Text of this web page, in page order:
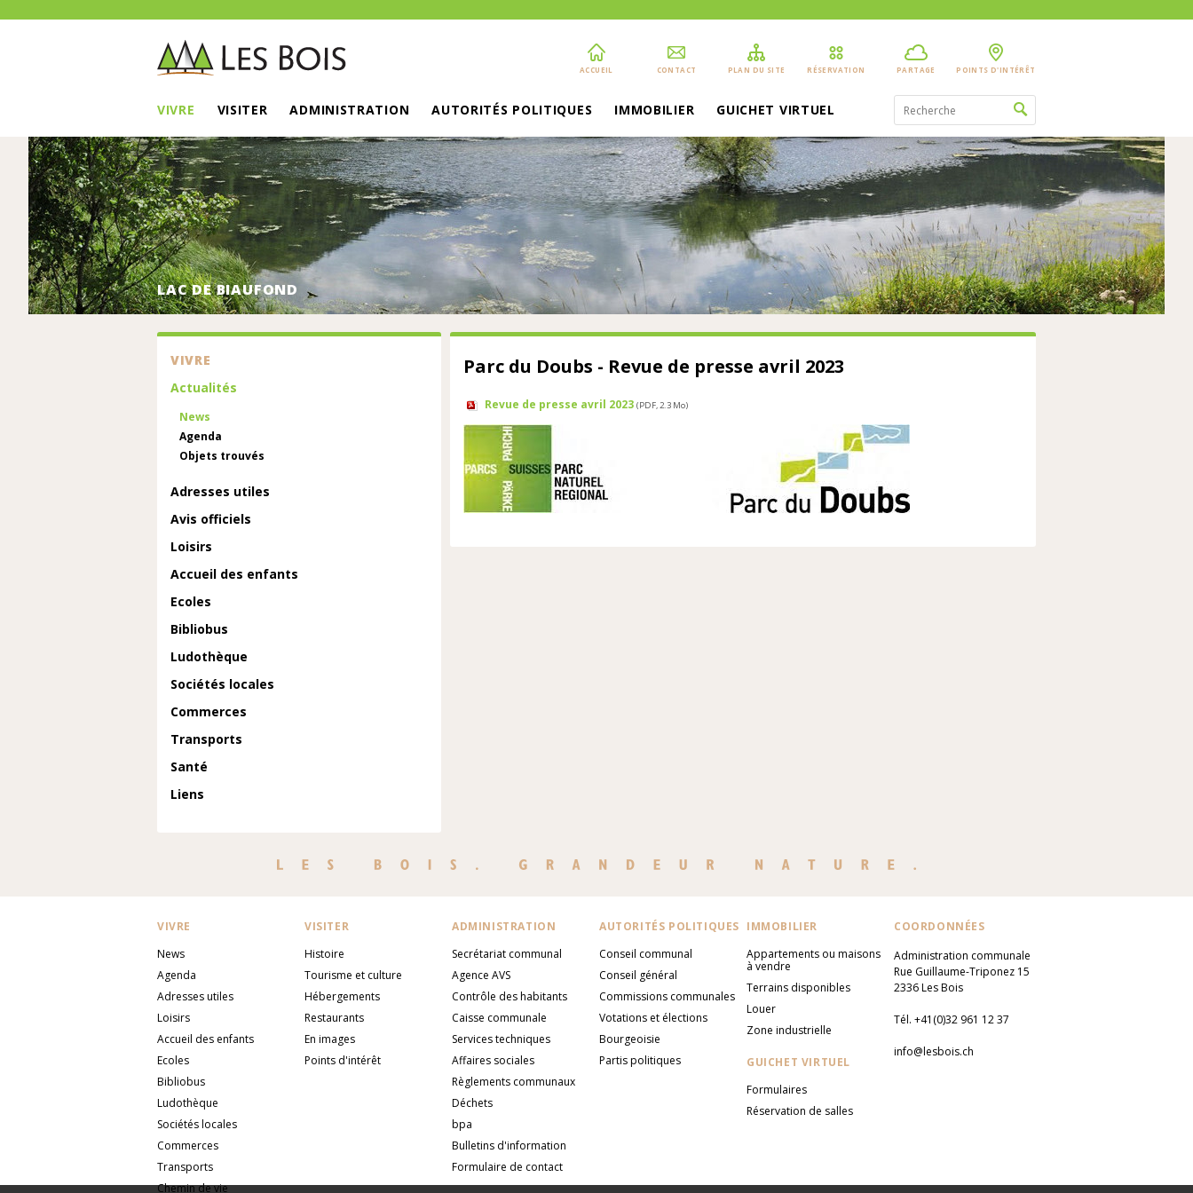
ACCUEIL CONTACT PLAN DU SITE RÉSERVATION PARTAGE POINTS D'INTÉRÊT
VIVRE VISITER ADMINISTRATION AUTORITÉS POLITIQUES IMMOBILIER GUICHET VIRTUEL
LAC DE BIAUFOND
VIVRE
Actualités
News
Agenda
Objets trouvés
Adresses utiles
Avis officiels
Loisirs
Accueil des enfants
Ecoles
Bibliobus
Ludothèque
Sociétés locales
Commerces
Transports
Santé
Liens
Parc du Doubs - Revue de presse avril 2023
Revue de presse avril 2023 (PDF, 2.3 Mo)
VIVRE
News
Agenda
Adresses utiles
Loisirs
Accueil des enfants
Ecoles
Bibliobus
Ludothèque
Sociétés locales
Commerces
Transports
Chemin de vie
VISITER
Histoire
Tourisme et culture
Hébergements
Restaurants
En images
Points d'intérêt
ADMINISTRATION
Secrétariat communal
Agence AVS
Contrôle des habitants
Caisse communale
Services techniques
Affaires sociales
Règlements communaux
Déchets
bpa
Bulletins d'information
Formulaire de contact
AUTORITÉS POLITIQUES
Conseil communal
Conseil général
Commissions communales
Votations et élections
Bourgeoisie
Partis politiques
IMMOBILIER
Appartements ou maisons
à vendre
Terrains disponibles
Louer
Zone industrielle
GUICHET VIRTUEL
Formulaires
Réservation de salles
COORDONNÉES
Administration communale
Rue Guillaume-Triponez 15
2336 Les Bois
Tél. +41(0)32 961 12 37
info@lesbois.ch